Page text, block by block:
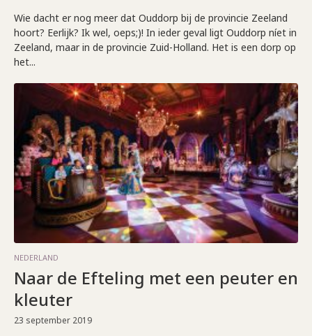
Wie dacht er nog meer dat Ouddorp bij de provincie Zeeland
hoort? Eerlijk? Ik wel, oeps;)! In ieder geval ligt Ouddorp níet in
Zeeland, maar in de provincie Zuid-Holland. Het is een dorp op
het...
NEDERLAND
Naar de Efteling met een peuter en
kleuter
23 september 2019